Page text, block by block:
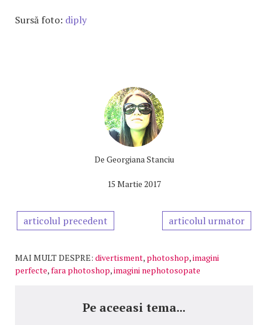
Sursă foto: diply
De Georgiana Stanciu
15 Martie 2017
articolul precedent articolul urmator
MAI MULT DESPRE: divertisment, photoshop,imagini
perfecte,fara photoshop,imagini nephotosopate
Pe aceeasi tema...